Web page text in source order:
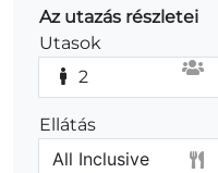
Az utazás részletei
Utasok
2
Ellátás